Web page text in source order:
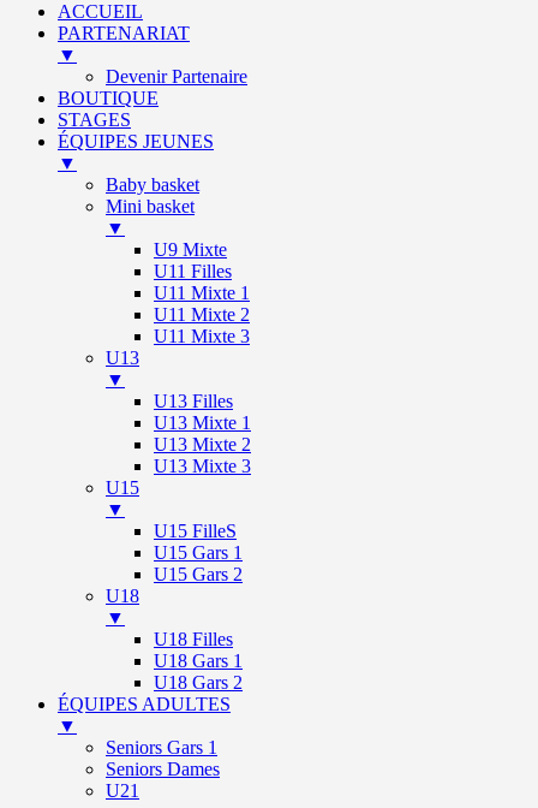
ACCUEIL
PARTENARIAT
▼
Devenir Partenaire
BOUTIQUE
STAGES
ÉQUIPES JEUNES
▼
Baby basket
Mini basket
▼
U9 Mixte
U11 Filles
U11 Mixte 1
U11 Mixte 2
U11 Mixte 3
U13
▼
U13 Filles
U13 Mixte 1
U13 Mixte 2
U13 Mixte 3
U15
▼
U15 FilleS
U15 Gars 1
U15 Gars 2
U18
▼
U18 Filles
U18 Gars 1
U18 Gars 2
ÉQUIPES ADULTES
▼
Seniors Gars 1
Seniors Dames
U21